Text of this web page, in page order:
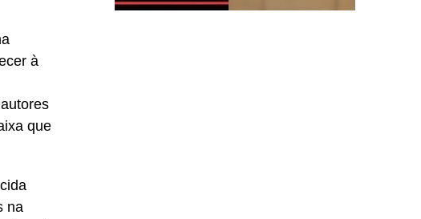
à
que
na